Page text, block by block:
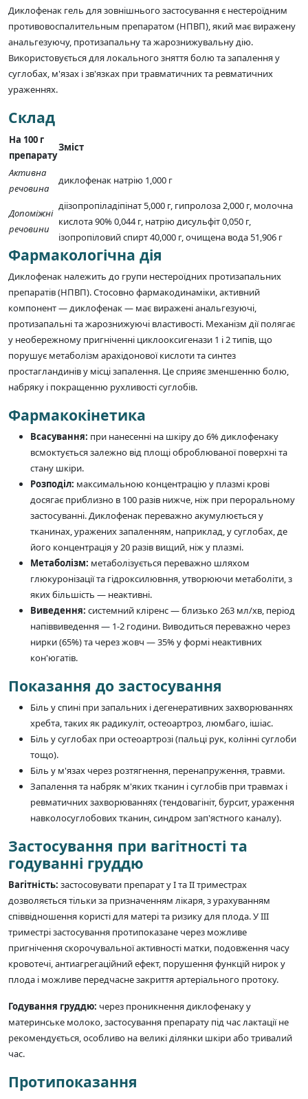
Диклофенак гель для зовнішнього застосування є нестероїдним
противовоспалительным препаратом (НПВП), який має виражену
анальгезуючу, протизапальну та жарознижувальну дію.
Використовується для локального зняття болю та запалення у
суглобах, м'язах і зв'язках при травматичних та ревматичних
ураженнях.
Склад
На 100 г
препарату
Зміст
Активна
речовина
диклофенак натрію 1,000 г
Допоміжні
речовини
діізопропіладіпінат 5,000 г, гипролоза 2,000 г, молочна
кислота 90% 0,044 г, натрію дисульфіт 0,050 г,
ізопропіловий спирт 40,000 г, очищена вода 51,906 г
Фармакологічна дія
Диклофенак належить до групи нестероїдних протизапальних
препаратів (НПВП). Стосовно фармакодинаміки, активний
компонент — диклофенак — має виражені анальгезуючі,
протизапальні та жарознижуючі властивості. Механізм дії полягає
у необережному пригніченні циклооксигенази 1 і 2 типів, що
порушує метаболізм арахідонової кислоти та синтез
простагландинів у місці запалення. Це сприяє зменшенню болю,
набряку і покращенню рухливості суглобів.
Фармакокінетика
Всасування: при нанесенні на шкіру до 6% диклофенаку
всмоктується залежно від площі оброблюваної поверхні та
стану шкіри.
Розподіл: максимальною концентрацію у плазмі крові
досягає приблизно в 100 разів нижче, ніж при пероральному
застосуванні. Диклофенак переважно акумулюється у
тканинах, уражених запаленням, наприклад, у суглобах, де
його концентрація у 20 разів вищий, ніж у плазмі.
Метаболізм: метаболізується переважно шляхом
глюкуронізації та гідроксилювння, утворюючи метаболіти, з
яких більшість — неактивні.
Виведення: системний кліренс — близько 263 мл/хв, період
напіввиведення — 1-2 години. Виводиться переважно через
нирки (65%) та через жовч — 35% у формі неактивних
кон'югатів.
Показання до застосування
Біль у спині при запальних і дегенеративних захворюваннях
хребта, таких як радикуліт, остеоартроз, люмбаго, ішіас.
Біль у суглобах при остеоартрозі (пальці рук, колінні суглоби
тощо).
Біль у м'язах через розтягнення, перенапруження, травми.
Запалення та набряк м'яких тканин і суглобів при травмах і
ревматичних захворюваннях (тендовагініт, бурсит, ураження
навколосуглобових тканин, синдром зап'ястного каналу).
Застосування при вагітності та
годуванні груддю
Вагітність: застосовувати препарат у I та II триместрах
дозволяється тільки за призначенням лікаря, з урахуванням
співвідношення користі для матері та ризику для плода. У III
триместрі застосування протипоказане через можливе
пригнічення скорочувальної активності матки, подовження часу
кровотечі, антиагрегаційний ефект, порушення функцій нирок у
плода і можливе передчасне закриття артеріального протоку.
Годування груддю: через проникнення диклофенаку у
материнське молоко, застосування препарату під час лактації не
рекомендується, особливо на великі ділянки шкіри або тривалий
час.
Протипоказання